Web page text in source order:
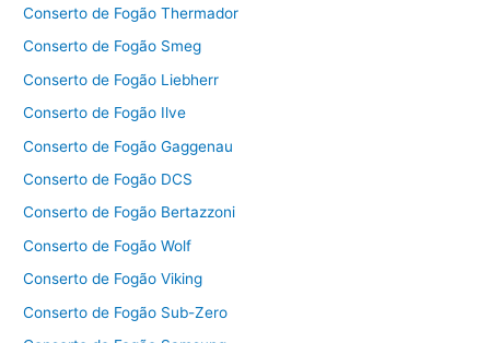
Conserto de Fogão Thermador
Conserto de Fogão Smeg
Conserto de Fogão Liebherr
Conserto de Fogão Ilve
Conserto de Fogão Gaggenau
Conserto de Fogão DCS
Conserto de Fogão Bertazzoni
Conserto de Fogão Wolf
Conserto de Fogão Viking
Conserto de Fogão Sub-Zero